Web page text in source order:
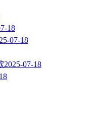
18
07-18
2025-07-18